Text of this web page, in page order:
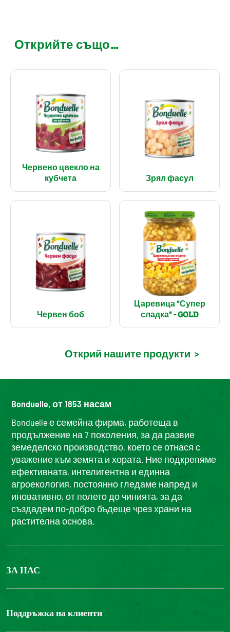
Открийте също...
Червено цвекло на
кубчета
Зрял фасул
Червен боб
Царевица "Супер
сладка" - GOLD
Открий нашите продукти >
Bonduelle, от 1853 насам
Bonduelle е семейна фирма, работеща в
продължение на 7 поколения, за да развие
земеделско производство, което се отнася с
уважение към земята и хората. Ние подкрепяме
ефективната, интелигентна и единна
агроекология, постоянно гледаме напред и
иновативно, от полето до чинията, за да
създадем по-добро бъдеще чрез храни на
растителна основа.
ЗА НАС
БОНДЮЕЛ ГРУП
Поддръжка на клиенти